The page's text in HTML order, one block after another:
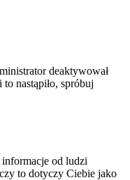
deaktywował
nastąpiło, spróbuj
od ludzi
to dotyczy Ciebie jako